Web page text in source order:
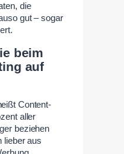
die
gut – sogar
beim
auf
Content-
aller
beziehen
lieber aus